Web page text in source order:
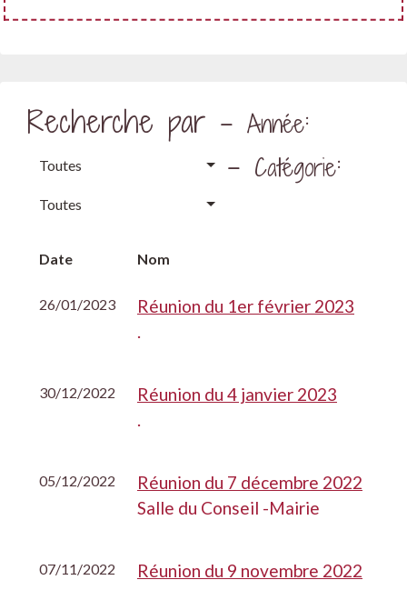
Recherche par - Année:
Toutes - Catégorie:
Toutes
Date Nom
26/01/2023
Réunion du 1er février 2023
.
30/12/2022
Réunion du 4 janvier 2023
.
05/12/2022
Réunion du 7 décembre 2022
Salle du Conseil -Mairie
07/11/2022 Réunion du 9 novembre 2022